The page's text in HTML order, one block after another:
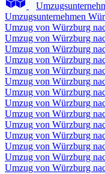
Umzugsunternehmen
Umzug von Würzburg
Umzug von Würzburg
Umzug von Würzburg
Umzug von Würzburg
Umzug von Würzburg
Umzug von Würzburg
Umzug von Würzburg
Umzug von Würzburg
Umzug von Würzburg
Umzug von Würzburg
Umzug von Würzburg
Umzug von Würzburg
Umzug von Würzburg
Umzug von Würzburg